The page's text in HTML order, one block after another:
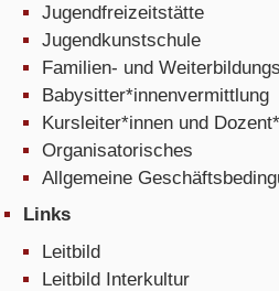
Jugendfreizeitstätte
Jugendkunstschule
Familien- und
Babysitter*innenvermittlung
Kursleiter*innen und
Organisatorisches
Allgemeine
Links
Leitbild
Leitbild Interkultur